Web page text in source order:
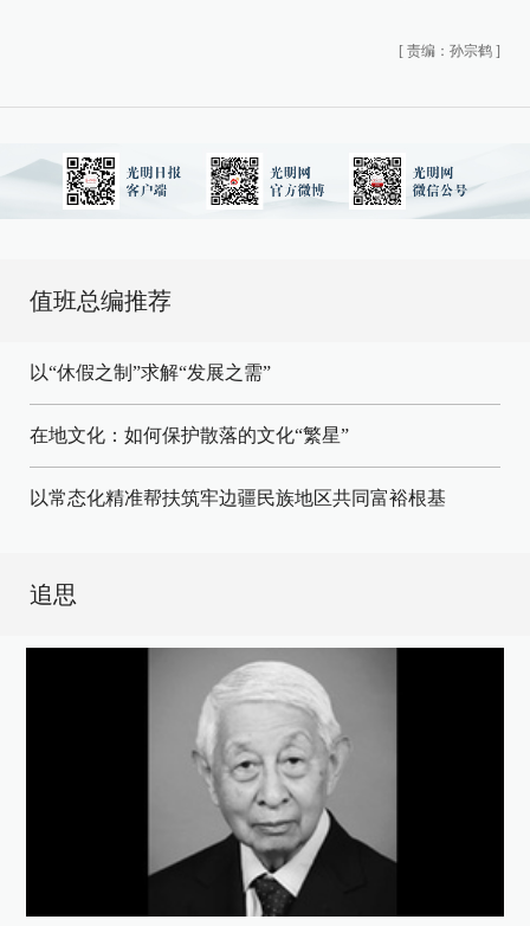
[ 责编：孙宗鹤 ]
值班总编推荐
以“休假之制”求解“发展之需”
在地文化：如何保护散落的文化“繁星”
以常态化精准帮扶筑牢边疆民族地区共同富裕根基
追思